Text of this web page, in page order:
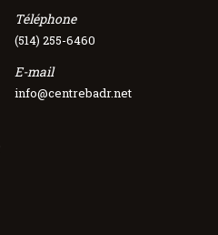
Téléphone
(514) 255-6460
E-mail
info@centrebadr.net